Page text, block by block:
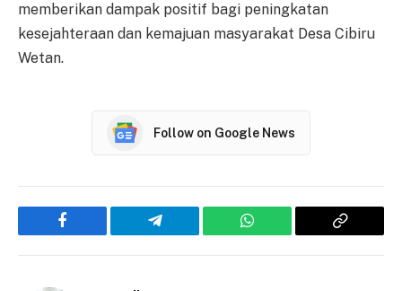
memberikan dampak positif bagi peningkatan
kesejahteraan dan kemajuan masyarakat Desa Cibiru
Wetan.
Follow on Google News
Facebook Telegram WhatsApp
Copy